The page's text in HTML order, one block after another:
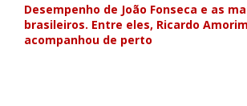
Desempenho de João Fonseca e as
brasileiros. Entre eles, Ricardo
acompanhou de perto